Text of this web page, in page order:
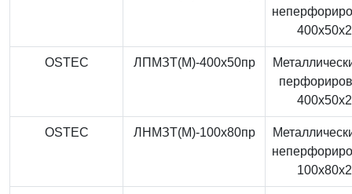
OSTEC ЛПМЗТ(М)-400x50пр
OSTEC ЛНМЗТ(М)-100x80пр